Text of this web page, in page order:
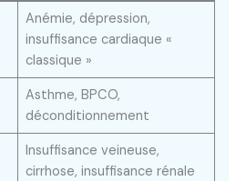
Anémie, dépression,
insuffisance cardiaque «
classique »
Asthme, BPCO,
déconditionnement
Insuffisance veineuse,
cirrhose, insuffisance rénale